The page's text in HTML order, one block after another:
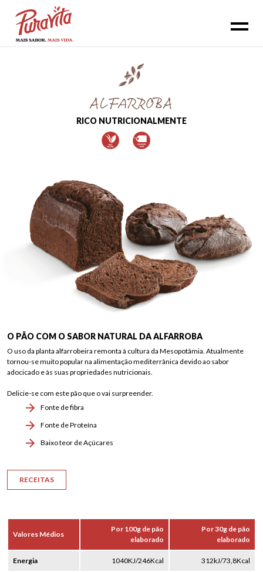
ALFARROBA
RICO NUTRICIONALMENTE
O PÃO COM O SABOR NATURAL DA ALFARROBA
O uso da planta alfarrobeira remonta à cultura da Mesopotâmia. Atualmente
tornou-se muito popular na alimentação mediterrânica devido ao sabor
adocicado e às suas propriedades nutricionais.
Delicie-se com este pão que o vai surpreender.
Fonte de fibra
Fonte de Proteína
Baixo teor de Açúcares
RECEITAS
Valores Médios
Por 100g de pão
elaborado
Por 30g de pão
elaborado
Energia 1040KJ/246Kcal 312kJ/73,8Kcal